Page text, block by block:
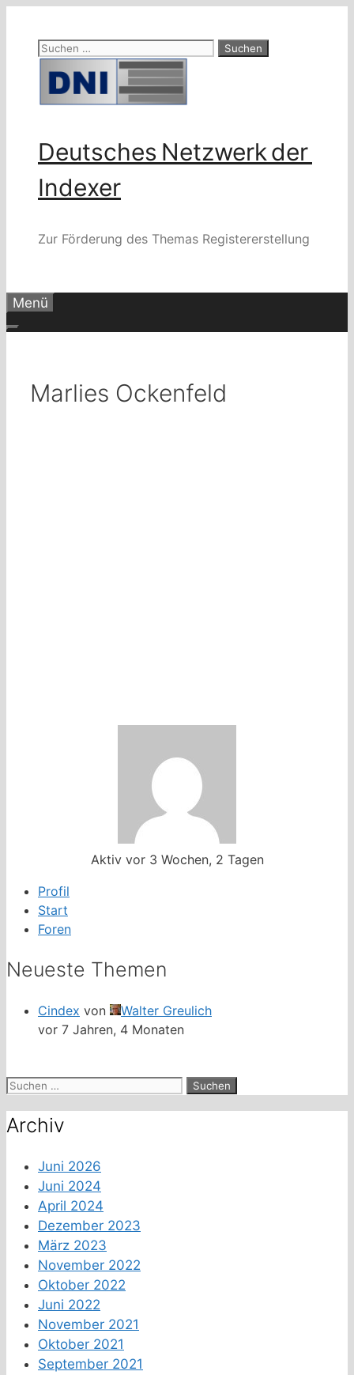
springenSuchen
Deutsches Netzwerk der
Indexer
Zur Förderung des Themas Registererstellung
Menü
Marlies Ockenfeld
Aktiv vor 3 Wochen, 2 Tagen
Profil
Start
Foren
Neueste Themen
Cindex von
Walter Greulich
vor 7 Jahren, 4 Monaten
Suchen
Archiv
Juni 2026
Juni 2024
April 2024
Dezember 2023
März 2023
November 2022
Oktober 2022
Juni 2022
November 2021
Oktober 2021
September 2021